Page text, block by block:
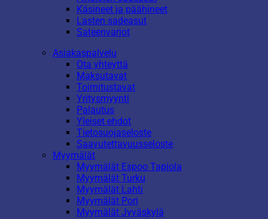
Käsineet ja päähineet
Lasten sadeasut
Sateenvarjot
Asiakaspalvelu
Ota yhteyttä
Maksutavat
Toimitustavat
Yritysmyynti
Palautus
Yleiset ehdot
Tietosuojaseloste
Saavutettavuusseloste
Myymälät
Myymälät Espoo Tapiola
Myymälät Turku
Myymälät Lahti
Myymälät Pori
Myymälät Jyväskylä